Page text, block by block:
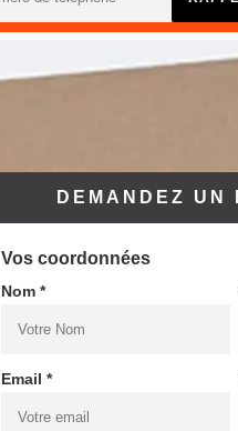
DEMANDEZ UN
Vos coordonnées
Nom *
Email *